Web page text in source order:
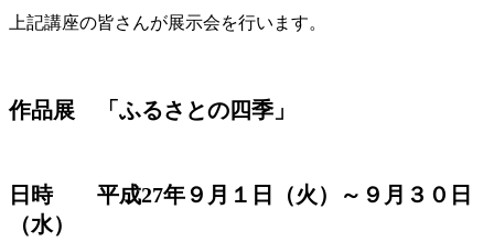
上記講座の皆さんが展示会を行います。
作品展 「ふるさとの四季」
日時 平成27年９月１日（火）～９月３０日
（水）